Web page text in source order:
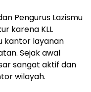
Pengurus Lazismu
karena KLL
kantor layanan
Sejak awal
sangat aktif dan
wilayah.